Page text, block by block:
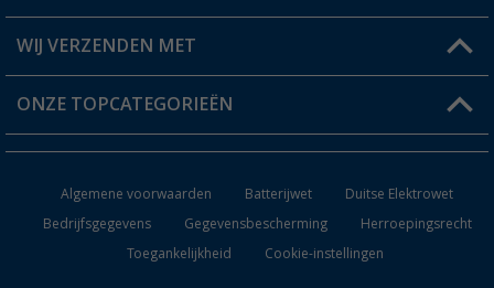
Verlanglijstje
Verzendinformatie
Catalogus
WIJ VERZENDEN MET
ONZE TOPCATEGORIEËN
Campingmeubilair
Algemene voorwaarden Batterijwet
Duitse Elektrowet
Bedrijfsgegevens
Gegevensbescherming
Herroepingsrecht
Toegankelijkheid
Cookie-instellingen